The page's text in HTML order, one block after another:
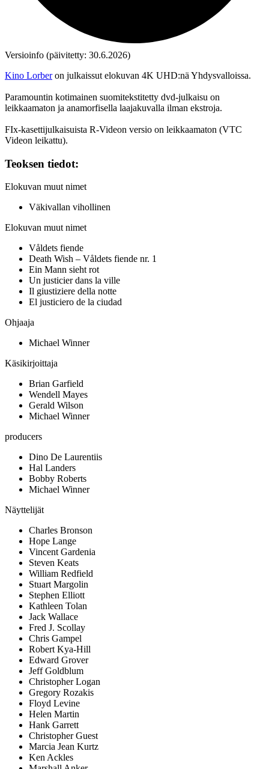
Versioinfo (päivitetty: 30.6.2026)
Kino Lorberon julkaissut elokuvan 4K UHD:nä Yhdysvalloissa.
Paramountin kotimainen suomitekstitetty dvd‑julkaisu on
leikkaamaton ja anamorfisella laajakuvalla ilman ekstroja.
FIx-kasettijulkaisuista R‑Videon versio on leikkaamaton (VTC
Videon leikattu).
Teoksen tiedot:
Elokuvan muut nimet
Väkivallan vihollinen
Elokuvan muut nimet
Våldets fiende
Death Wish – Våldets fiende nr. 1
Ein Mann sieht rot
Un justicier dans la ville
Il giustiziere della notte
El justiciero de la ciudad
Ohjaaja
Michael Winner
Käsikirjoittaja
Brian Garfield
Wendell Mayes
Gerald Wilson
Michael Winner
producers
Dino De Laurentiis
Hal Landers
Bobby Roberts
Michael Winner
Näyttelijät
Charles Bronson
Hope Lange
Vincent Gardenia
Steven Keats
William Redfield
Stuart Margolin
Stephen Elliott
Kathleen Tolan
Jack Wallace
Fred J. Scollay
Chris Gampel
Robert Kya-Hill
Edward Grover
Jeff Goldblum
Christopher Logan
Gregory Rozakis
Floyd Levine
Helen Martin
Hank Garrett
Christopher Guest
Marcia Jean Kurtz
Ken Ackles